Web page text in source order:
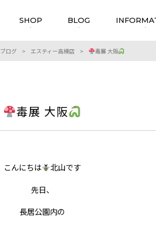
SHOP BLOG
ブログ > エスティー高槻店 > 毒展 大阪
毒展 大阪
こんにちは
北山です
先日、
長居公園内の